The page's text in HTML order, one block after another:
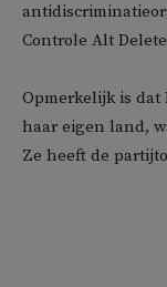
Controle Alt
Opmerkelijk is dat
haar eigen land,
Ze heeft de